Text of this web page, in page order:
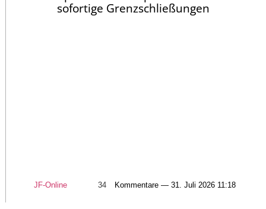
sofortige Grenzschließungen
JF-Online 34 Kommentare — 31. Juli 2026 11:18